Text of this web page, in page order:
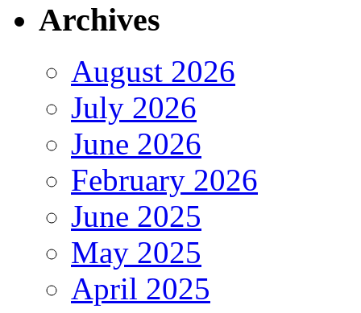
Archives
August 2026
July 2026
June 2026
February 2026
June 2025
May 2025
April 2025